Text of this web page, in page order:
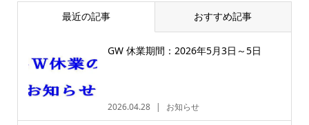
最近の記事 おすすめ記事
GW 休業期間：2026年5月3日～5日
2026.04.28 お知らせ